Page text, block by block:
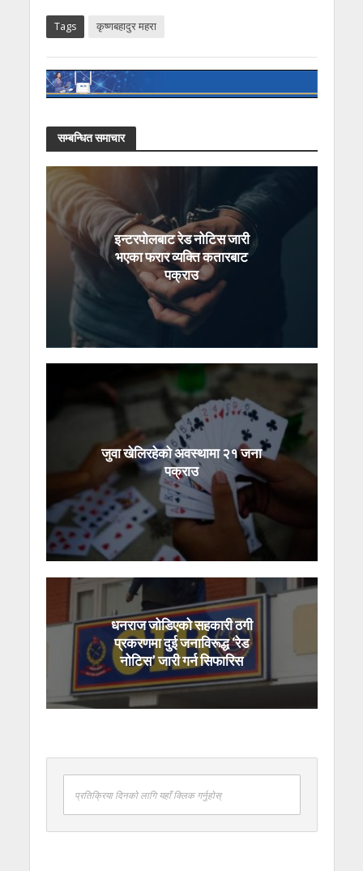
Tags कृष्णबहादुर महरा
सम्बन्धित समाचार
इन्टरपोलबाट रेड नोटिस जारी
भएका फरार व्यक्ति कतारबाट
पक्राउ
जुवा खेलिरहेको अवस्थामा २१ जना
पक्राउ
धनराज जोडिएको सहकारी ठगी
प्रकरणमा दुई जनाविरूद्ध ‘रेड
नोटिस’ जारी गर्न सिफारिस
प्रतिक्रिया दिनको लागि यहाँ क्लिक गर्नुहोस्